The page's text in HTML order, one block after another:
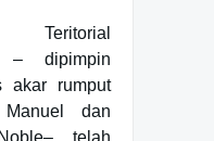
Teritorial
– dipimpin
akar rumput
Manuel dan
telah